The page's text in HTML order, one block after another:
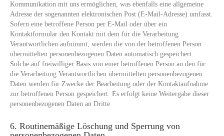
Kommunikation mit uns ermöglichen, was ebenfalls eine allgemeine
Adresse der sogenannten elektronischen Post (E-Mail-Adresse) umfasst.
Sofern eine betroffene Person per E-Mail oder über ein
Kontaktformular den Kontakt mit dem für die Verarbeitung
Verantwortlichen aufnimmt, werden die von der betroffenen Person
übermittelten personenbezogenen Daten automatisch gespeichert.
Solche auf freiwilliger Basis von einer betroffenen Person an den für
die Verarbeitung Verantwortlichen übermittelten personenbezogenen
Daten werden für Zwecke der Bearbeitung oder der Kontaktaufnahme
zur betroffenen Person gespeichert. Es erfolgt keine Weitergabe dieser
personenbezogenen Daten an Dritte.
6. Routinemäßige Löschung und Sperrung von